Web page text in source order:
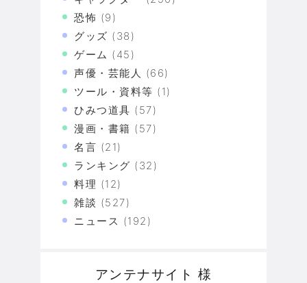
恐怖 (9)
グッズ (38)
ゲーム (45)
声優・芸能人 (66)
ツール・資料等 (1)
ひみつ道具 (57)
漫画・書籍 (57)
名言 (21)
ランキング (32)
料理 (12)
雑談 (527)
ニュース (192)
アンテナサイト 様